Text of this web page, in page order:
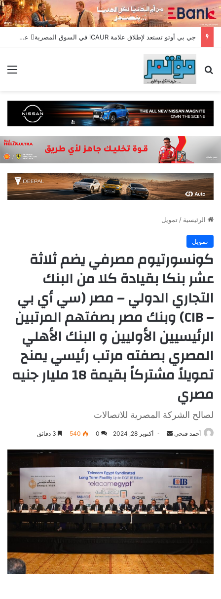
جي بي أوتو تستعد لإطلاق علامة iCAUR في السوق المصرية علامة عالمية جديدة لسيارات الطاقة الجديدة تجمع بين التكنولوجيا الذكية والتصميم الجريء وروح المغامر
بحث عن
الرئيسية / تمويل
تمويل
كونسورتيوم مصرفي يضم ثلاثة
عشر بنكا بقيادة كلا من البنك
التجاري الدولي – مصر (سي أي بي
– CIB) وبنك مصر بصفتهم المرتبين
الرئيسيين الأوليين و البنك الأهلي
المصري بصفته مرتب رئيسي يمنح
تمويلاً مشتركاً بقيمة 18 مليار جنيه
مصري
لصالح الشركة المصرية للاتصالات
أحمد فتحي
أرسل أكتوبر 28, 2024 0
540